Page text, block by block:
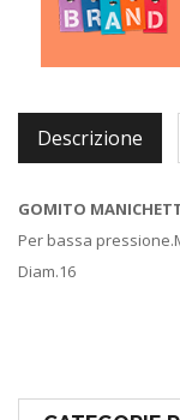
Descrizione
GOMITO
Per bassa
Diam.16